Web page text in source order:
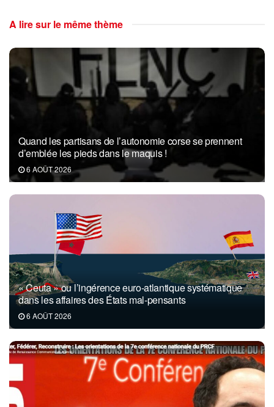
A lire sur le même thème
Quand les partisans de l’autonomie corse se prennent
d’emblée les pieds dans le maquis !
6 AOÛT 2026
« Ceuta » ou l’ingérence euro-atlantique systématique
dans les affaires des États mal-pensants
6 AOÛT 2026